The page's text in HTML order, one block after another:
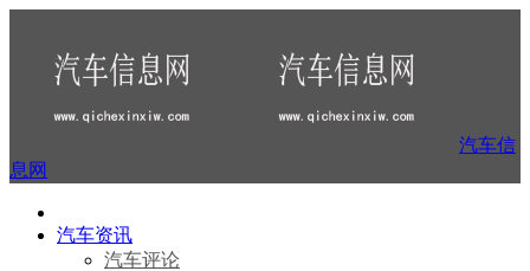
汽车信
息网
汽车资讯
汽车评论